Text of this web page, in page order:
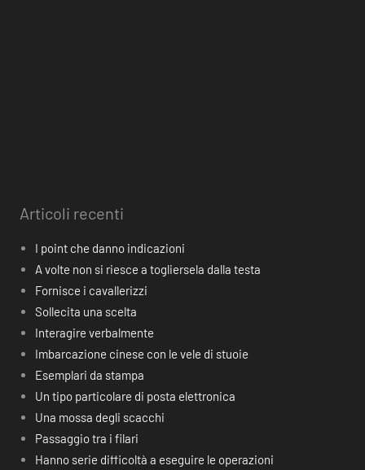
Articoli recenti
I point che danno indicazioni
A volte non si riesce a togliersela dalla testa
Fornisce i cavallerizzi
Sollecita una scelta
Interagire verbalmente
Imbarcazione cinese con le vele di stuoie
Esemplari da stampa
Un tipo particolare di posta elettronica
Una mossa degli scacchi
Passaggio tra i filari
Hanno serie difficoltà a eseguire le operazioni